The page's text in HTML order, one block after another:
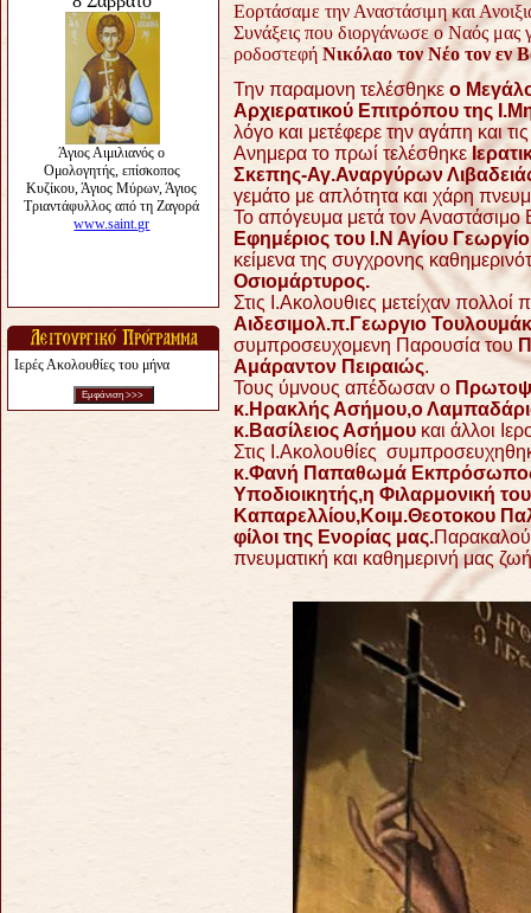
Ιερές Ακολουθίες του μήνα
Εορτάσαμε την Αναστάσιμη και
Συνάξεις που διοργάνωσε ο Ναός μας
ροδοστεφή Νικόλαο τον Νέο τον εν
Την παραμονη τελέσθηκε ο
Αρχιερατικού Επιτρόπου της
λόγο και μετέφερε την αγάπη και
Ανημερα το πρωί τελέσθηκε
Σκεπης-Αγ.Αναργύρων
γεμάτο με απλότητα και χάρη
Το απόγευμα μετά τον
Εφημέριος του Ι.Ν Αγίου
κείμενα της συγχρονης
Οσιομάρτυρος.
Στις Ι.Ακολουθιες μετείχαν
Αιδεσιμολ.π.Γεωργιο
συμπροσευχομενη Παρουσία του
Αμάραντον Πειραιώς.
Τους ύμνους απέδωσαν ο
κ.Ηρακλής Ασήμου,ο
κ.Βασίλειος Ασήμου και άλλοι
Στις Ι.Ακολουθίες
κ.Φανή Παπαθωμά Εκπρόσωπος
Υποδιοικητής,η Φιλαρμονική
Καπαρελλίου,Κοιμ.Θεοτοκου
φίλοι της Ενορίας μας.
πνευματική και καθημερινή μας